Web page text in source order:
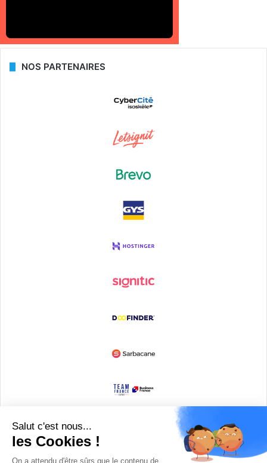
NOS PARTENAIRES
Devenir partenaire